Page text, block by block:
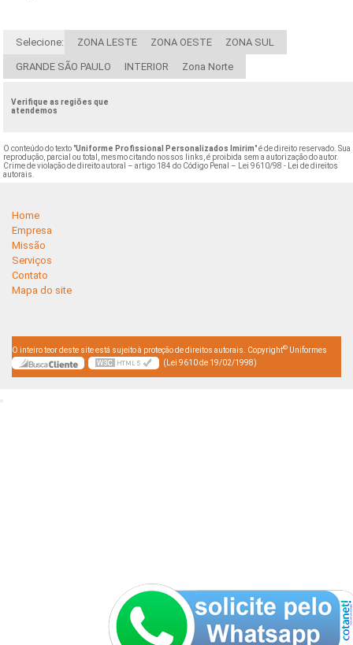
Selecione: ZONA LESTE ZONA OESTE ZONA SUL
GRANDE SÃO PAULO INTERIOR Zona Norte
Verifique as regiões que
atendemos
O conteúdo do texto "Uniforme Profissional Personalizados Imirim" é de direito reservado. Sua
reprodução, parcial ou total, mesmo citando nossos links, é proibida sem a autorização do autor.
Crime de violação de direito autoral – artigo 184 do Código Penal –
Lei 9610/98 - Lei de direitos
autorais
Home
Empresa
Missão
Serviços
Contato
Mapa do site
O inteiro teor deste site está sujeito à proteção de direitos autorais. Copyright© Uniformes
(Lei 9610 de 19/02/1998)